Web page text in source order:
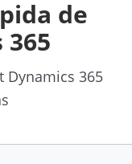
de
Dynamics 365